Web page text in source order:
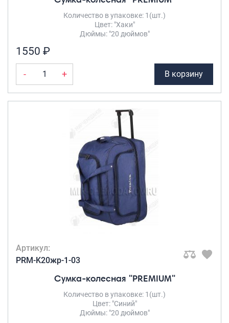
Количество в упаковке: 1(шт.)
Цвет: "Хаки"
Дюймы: "20 дюймов"
1550 ₽
- + В корзину
Артикул:
PRM-K20жр-1-03
Сумка-колесная "PREMIUM"
Количество в упаковке: 1(шт.)
Цвет: "Синий"
Дюймы: "20 дюймов"